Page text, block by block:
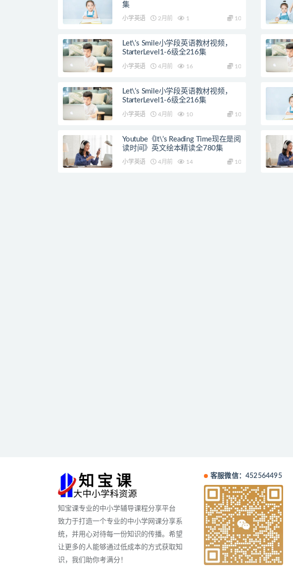
集
小学英语 2月前 1 10
Let\’s Smile小学段英语教材视频，
StarterLevel1-6级全216集
小学英语 4月前 16 10
Let\’s Smile小学段英语教材视频，
StarterLevel1-6级全216集
小学英语 4月前 10 10
Youtube《lt\’s Reading Time现在是阅
读时间》英文绘本精读全780集
小学英语 4月前 14 10
知宝课专业的中小学辅导课程分享平台
致力于打造一个专业的中小学网课分享系
统，并用心对待每一份知识的传播。希望
让更多的人能够通过低成本的方式获取知
识，我们助你考满分！
客服微信：452564495